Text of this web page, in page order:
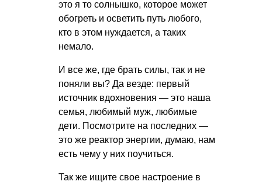
это я то солнышко, которое может
обогреть и осветить путь любого,
кто в этом нуждается, а таких
немало.
И все же, где брать силы, так и не
поняли вы? Да везде: первый
источник вдохновения — это наша
семья, любимый муж, любимые
дети. Посмотрите на последних —
это же реактор энергии, думаю, нам
есть чему у них поучиться.
Так же ищите свое настроение в